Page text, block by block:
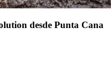
desde Punta Cana